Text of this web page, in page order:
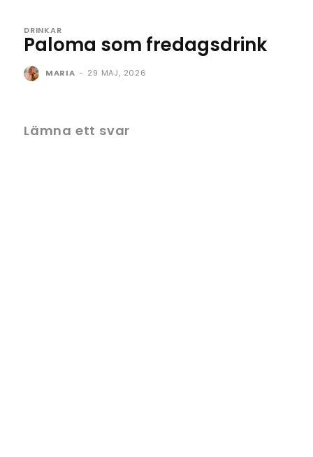
DRINKAR
Paloma som fredagsdrink
MARIA - 29 MAJ, 2026
Lämna ett svar